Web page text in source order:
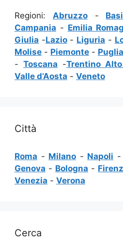
Regioni: Abruzzo-
Campania - Emilia
Giulia -Lazio- Liguria -
Molise - Piemonte - Puglia
- Toscana -Trentino
Valle d’Aosta - Veneto
Città
Roma - Milano - Napoli
Genova - Bologna -
Venezia - Verona
Cerca